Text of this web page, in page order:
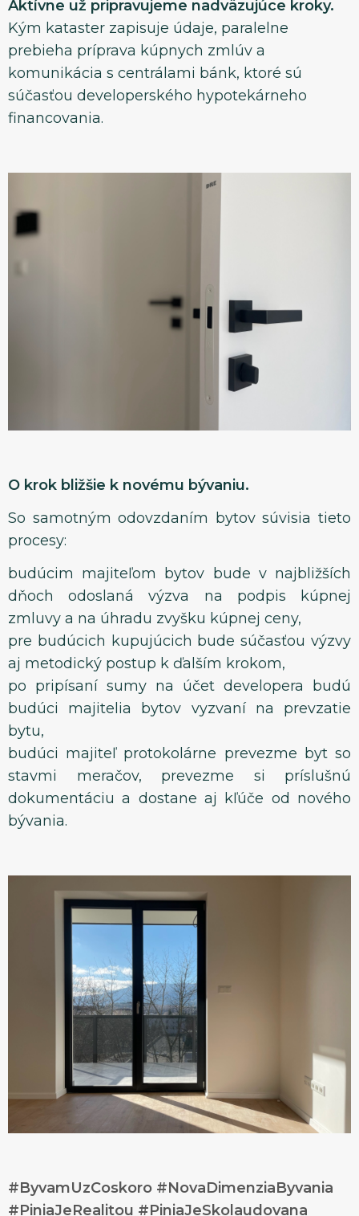
Aktívne už pripravujeme nadväzujúce kroky.
Kým kataster zapisuje údaje, paralelne
prebieha príprava kúpnych zmlúv a
komunikácia s centrálami bánk, ktoré sú
súčasťou developerského hypotekárneho
financovania.
O krok bližšie k novému bývaniu.
So samotným odovzdaním bytov súvisia tieto
procesy:
budúcim majiteľom bytov bude v najbližších
dňoch odoslaná výzva na podpis kúpnej
zmluvy a na úhradu zvyšku kúpnej ceny,
pre budúcich kupujúcich bude súčasťou výzvy
aj metodický postup k ďalším krokom,
po pripísaní sumy na účet developera budú
budúci majitelia bytov vyzvaní na prevzatie
bytu,
budúci majiteľ protokolárne prevezme byt so
stavmi meračov, prevezme si príslušnú
dokumentáciu a dostane aj kľúče od nového
bývania.
#ByvamUzCoskoro #NovaDimenziaByvania
#PiniaJeRealitou #PiniaJeSkolaudovana